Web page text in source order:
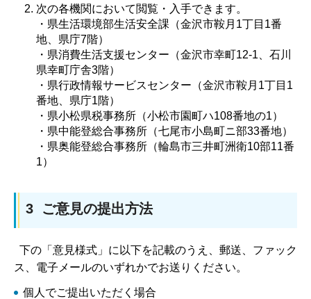
次の各機関において閲覧・入手できます。
・県生活環境部生活安全課（金沢市鞍月1丁目1番
地、県庁7階）
・県消費生活支援センター（金沢市幸町12-1、石川
県幸町庁舎3階）
・県行政情報サービスセンター（金沢市鞍月1丁目1
番地、県庁1階）
・県小松県税事務所（小松市園町ハ108番地の1）
・県中能登総合事務所（七尾市小島町ニ部33番地）
・県奥能登総合事務所（輪島市三井町洲衛10部11番
1）
3 ご意見の提出方法
下の「意見様式」に以下を記載のうえ、郵送、ファック
ス、電子メールのいずれかでお送りください。
個人でご提出いただく場合